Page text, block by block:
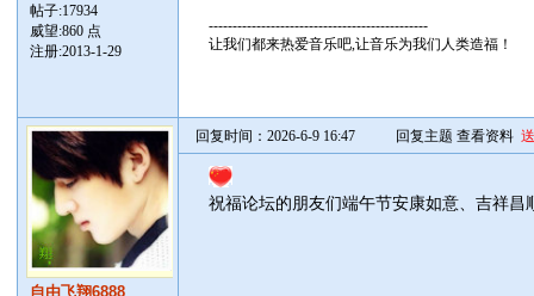
帖子:17934
威望:860 点
注册:2013-1-29
----------------------------------------------
让我们都来热爱音乐吧,让音乐为我们人类造福！
自由飞翔6888
回复时间：2026-6-9 16:47 回复主题 查看资料
祝福论坛的朋友们端午节安康如意、吉祥昌